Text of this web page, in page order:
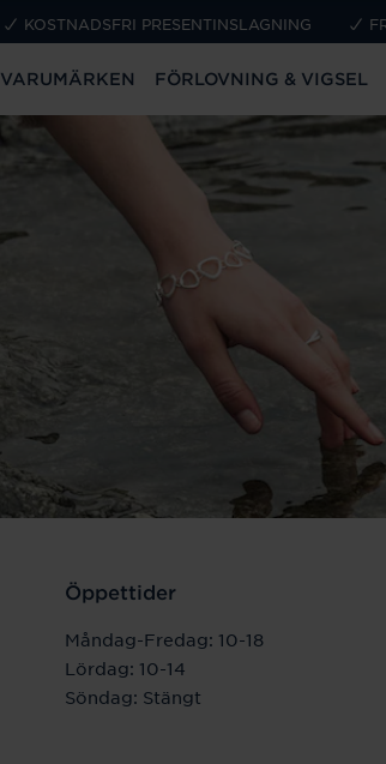
KOSTNADSFRI PRESENTINSLAGNING
VARUMÄRKEN FÖRLOVNING & VIGSEL
Öppettider
Måndag-Fredag: 10-18
Lördag: 10-14
Söndag: Stängt